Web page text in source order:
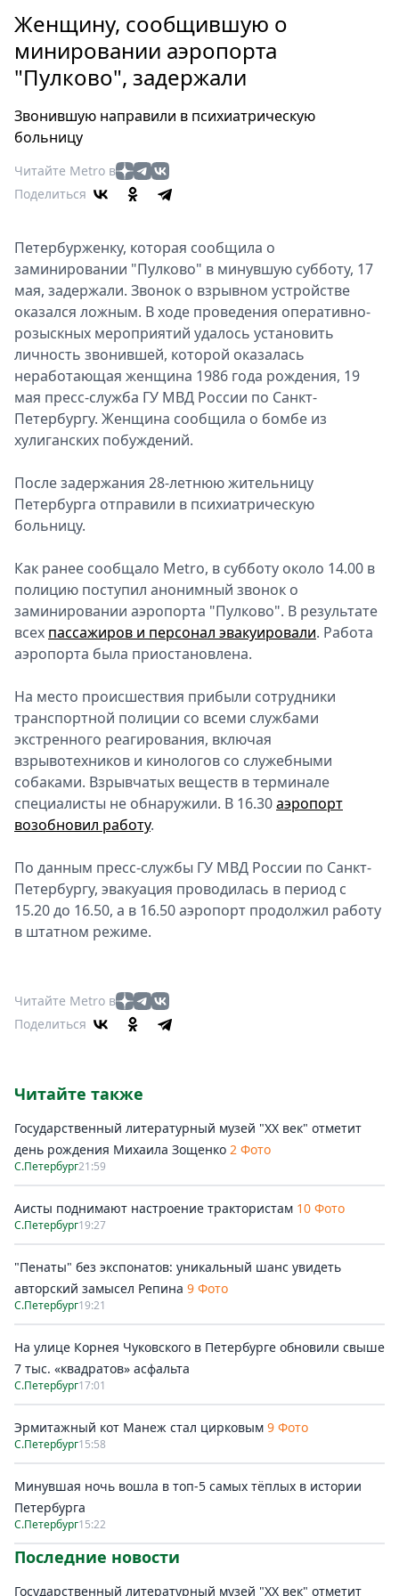
Россия
Мир
Здоровье
Туризм
Театр
Кино
Книги
Выставки
Пресс-
релизы
О
Metro
Стримы
Спецпроекты
Звезды
2026
Скачай
Женщину, сообщившую о
минировании аэропорта
"Пулково", задержали
Звонившую направили в психиатрическую
больницу
Читайте Metro в
Поделиться
Петербурженку, которая сообщила о
заминировании "Пулково" в минувшую субботу, 17
мая, задержали. Звонок о взрывном устройстве
оказался ложным. В ходе проведения оперативно-
розыскных мероприятий удалось установить
личность звонившей, которой оказалась
неработающая женщина 1986 года рождения, 19
мая пресс-служба ГУ МВД России по Санкт-
Петербургу. Женщина сообщила о бомбе из
хулиганских побуждений.
После задержания 28-летнюю жительницу
Петербурга отправили в психиатрическую
больницу.
Как ранее сообщало Metro, в субботу около 14.00 в
полицию поступил анонимный звонок о
заминировании аэропорта "Пулково". В результате
всех пассажиров и персонал эвакуировали. Работа
аэропорта была приостановлена.
На место происшествия прибыли сотрудники
транспортной полиции со всеми службами
экстренного реагирования, включая
взрывотехников и кинологов со служебными
собаками. Взрывчатых веществ в терминале
специалисты не обнаружили. В 16.30аэропорт
возобновил работу.
По данным пресс-службы ГУ МВД России по Санкт-
Петербургу, эвакуация проводилась в период с
15.20 до 16.50, а в 16.50 аэропорт продолжил работу
в штатном режиме.
Читайте Metro в
Поделиться
Читайте также
Государственный литературный музей "ХХ век" отметит
день рождения Михаила Зощенко 2 Фото
С.Петербург21:59
Аисты поднимают настроение трактористам 10 Фото
С.Петербург19:27
"Пенаты" без экспонатов: уникальный шанс увидеть
авторский замысел Репина 9 Фото
С.Петербург19:21
На улице Корнея Чуковского в Петербурге обновили свыше
7 тыс. «квадратов» асфальта
С.Петербург17:01
Эрмитажный кот Манеж стал цирковым 9 Фото
С.Петербург15:58
Минувшая ночь вошла в топ-5 самых тёплых в истории
Петербурга
С.Петербург15:22
Последние новости
Государственный литературный музей "ХХ век" отметит